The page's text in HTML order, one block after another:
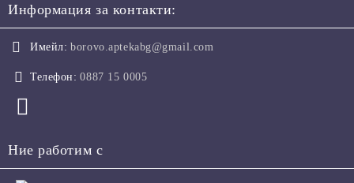
Информация за контакти:
Имейл: borovo.aptekabg@gmail.com
Телефон: 0887 15 0005
Ние работим с